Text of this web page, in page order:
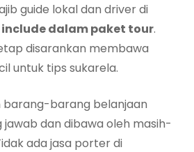
guide lokal dan driver di
dalam paket tour.
disarankan membawa
untuk tips sukarela.
barang-barang belanjaan
jawab dan dibawa oleh masih-
ada jasa porter di